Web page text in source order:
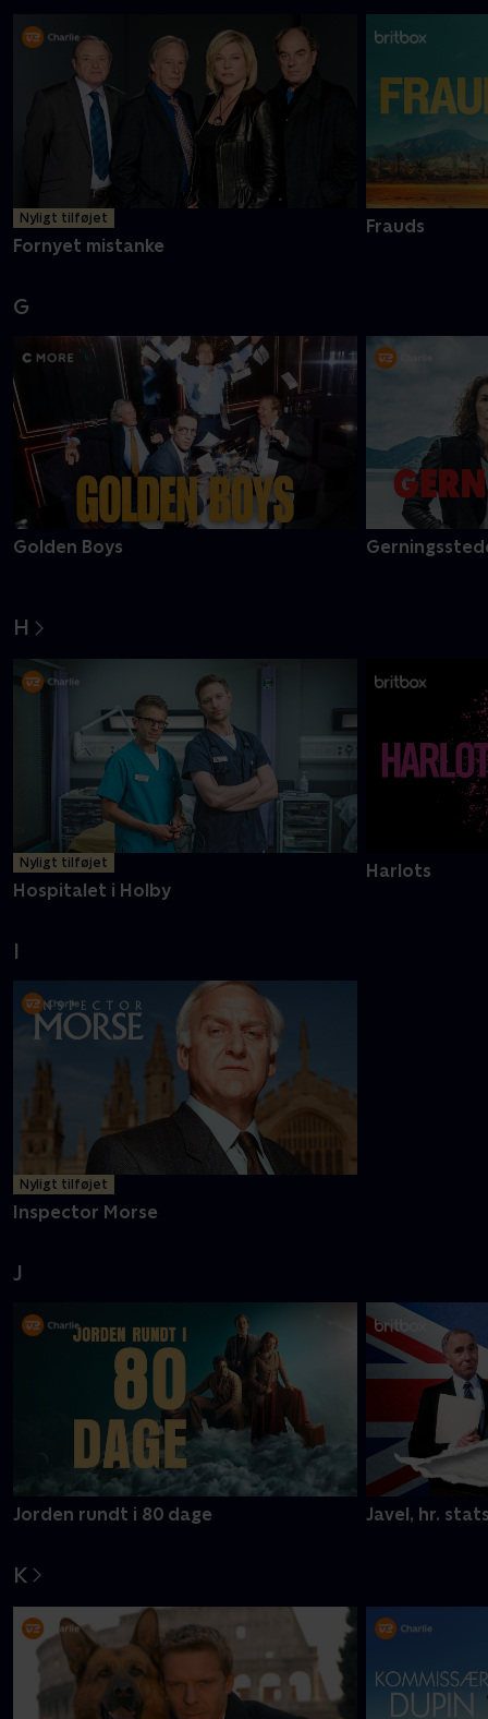
Nyligt tilføjet
Fornyet mistanke
Frauds
G
Golden Boys
H
Nyligt tilføjet
Hospitalet i Holby
Harlots
I
Nyligt tilføjet
Inspector Morse
J
Jorden rundt i 80 dage Javel, hr.
K